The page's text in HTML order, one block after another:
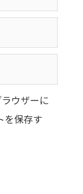
ウザーに
を保存す